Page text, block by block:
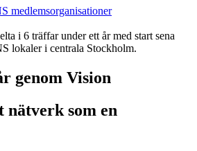
medlemsorganisationer
i 6 träffar under ett år med start sena
lokaler i centrala Stockholm.
genom Vision
som en